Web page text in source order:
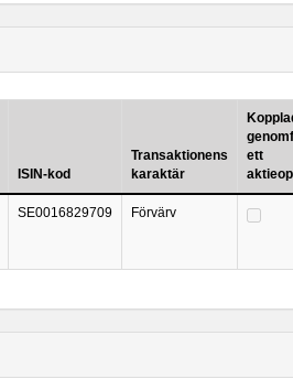
ISIN-kod
Transaktionens
karaktär
ett
SE0016829709 Förvärv